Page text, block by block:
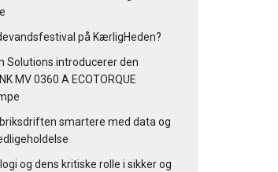
på KærligHeden?
Solutions introducerer den
MV 0360 A ECOTORQUE
smartere med data og
og dens kritiske rolle i sikker og